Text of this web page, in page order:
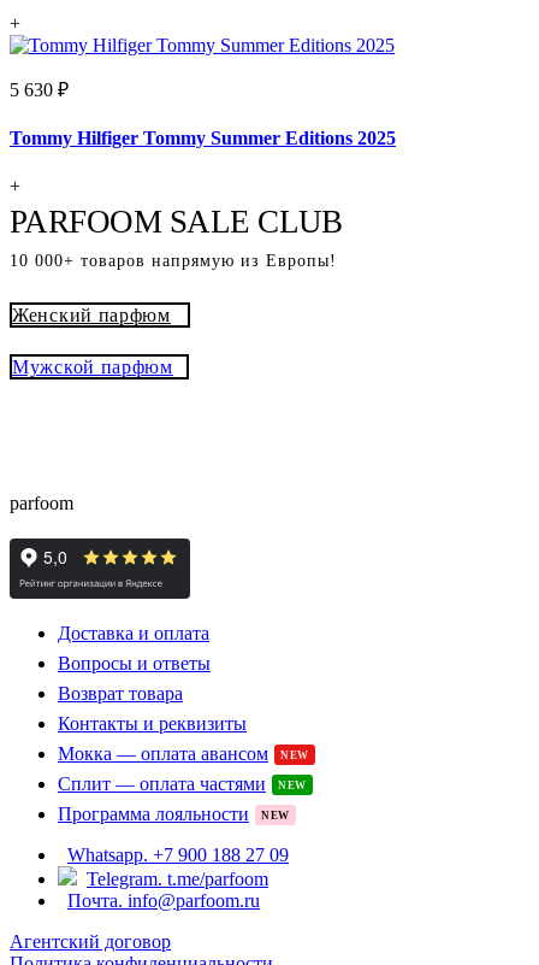
+
5 630 ₽
Tommy Hilfiger Tommy Summer Editions 2025
+
PARFOOM SALE CLUB
10 000+ товаров напрямую из Европы!
Женский парфюм
Мужской парфюм
parfoom
Доставка и оплата
Вопросы и ответы
Возврат товара
Контакты и реквизиты
Мокка — оплата авансом
NEW
Сплит — оплата частями NEW
Программа лояльности NEW
Whatsapp. +7 900 188 27 09
Telegram. t.me/parfoom
Почта. info@parfoom.ru
Агентский договор